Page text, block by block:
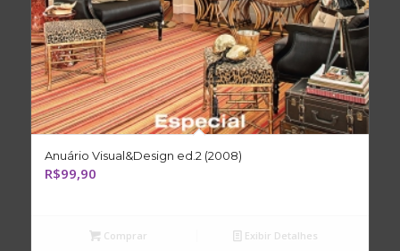
Anuário Visual&Design ed.2 (2008)
R$99,90
Comprar Exibir Detalhes